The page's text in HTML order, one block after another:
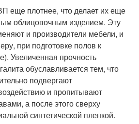
еще плотнее, что делает их еще
облицовочным изделием. Эту
и производители мебели, и
при подготовке полов к
Увеличенная прочность
обуславливается тем, что
подвергают
и пропитывают
а после этого сверху
синтетической пленкой.